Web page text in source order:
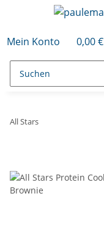
Mein Konto 0,00 €
All Stars